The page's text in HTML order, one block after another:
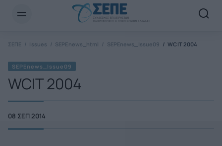
ΣΕΠΕ Issues SEPEnews_html SEPEnews_Issue09 WCIT 2004
SEPEnews_Issue09
WCIT 2004
08 ΣΕΠ 2014
Newsletter Email*